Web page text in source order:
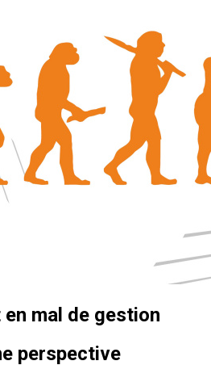
mal de gestion
perspective